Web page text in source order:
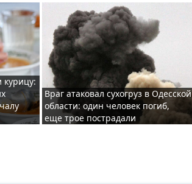
курицу:
Враг атаковал сухогруз в Одесской
области: один человек погиб,
еще трое пострадали